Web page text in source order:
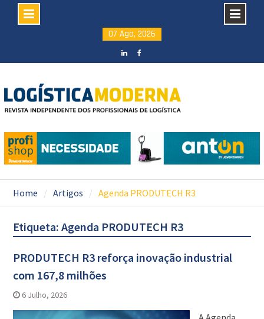
content
07 Ago, 2026
Home Artigos Agenda PRODUTECH R3
Etiqueta: Agenda PRODUTECH R3
PRODUTECH R3 reforça inovação industrial
com 167,8 milhões
6 Julho, 2026